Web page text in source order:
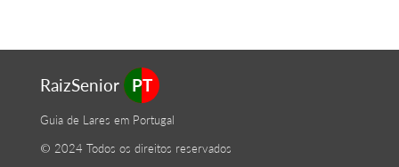
RaizSenior PT
Guia de Lares em Portugal
© 2024 Todos os direitos reservados